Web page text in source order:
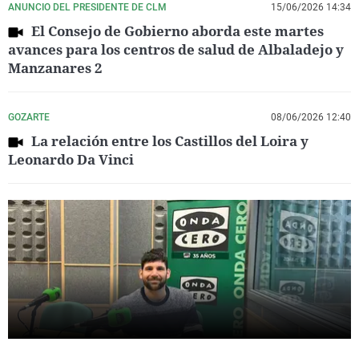
ANUNCIO DEL PRESIDENTE DE CLM 15/06/2026 14:34
El Consejo de Gobierno aborda este martes
avances para los centros de salud de Albaladejo y
Manzanares 2
GOZARTE 08/06/2026 12:40
La relación entre los Castillos del Loira y
Leonardo Da Vinci